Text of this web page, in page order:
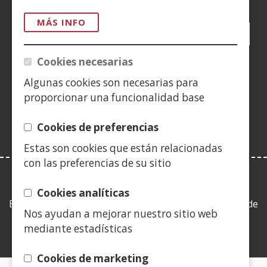
MÁS INFO
Cookies necesarias
Algunas cookies son necesarias para
proporcionar una funcionalidad base
Cookies de preferencias
Estas son cookies que están relacionadas
con las preferencias de su sitio
Cookies analíticas
Nos ayudan a mejorar nuestro sitio web
mediante estadísticas
Cookies de marketing
Facebook
(Abre
en
nueva
ventana)
Twitter
(Abre
en
nueva
ventana)
LinkedIn
(Abre
en
nueva
ventana)
YouTube
(Abre
en
nueva
ventana)
en
ventana)
en
ventana)
en
en
Esta web se ajusta a lo establecido en la Ley 19/2013, de
9 de diciembre, de transparencia, acceso a la
información pública y buen gobierno.